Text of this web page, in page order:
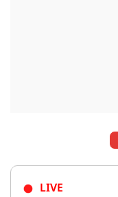
LIVE